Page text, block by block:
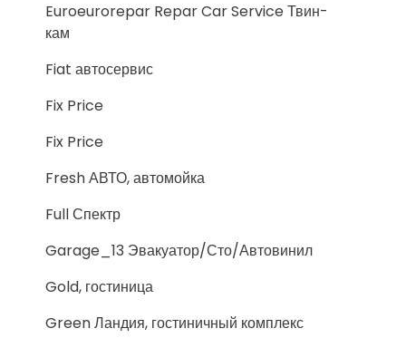
Euroeurorepar Repar Car Service Твин-
кам
Fiat автосервис
Fix Price
Fix Price
Fresh АВТО, автомойка
Full Спектр
Garage_13 Эвакуатор/Сто/Автовинил
Gold, гостиница
Green Ландия, гостиничный комплекс